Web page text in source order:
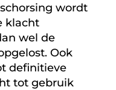
wordt
klacht
wel de
Ook
definitieve
tot gebruik